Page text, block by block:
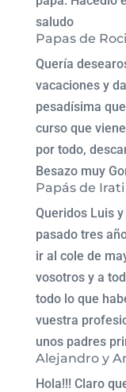
saludo
Papas de
Quería
vacaciones y
pesadísima
curso que
por todo,
Besazo muy
Papás de Irati
Queridos Luis
pasado tres
ir al cole de
vosotros y a
todo lo que
vuestra
unos padres
Alejandro y
Hola!!! Claro